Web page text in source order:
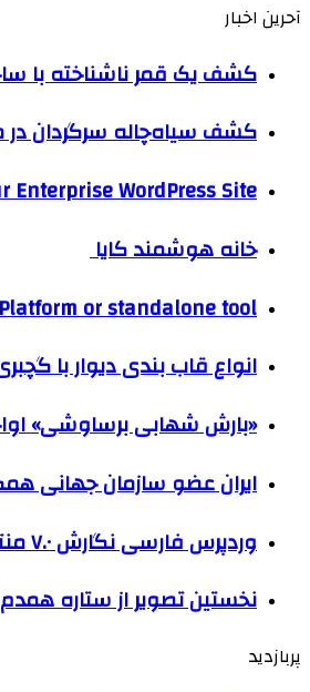
آحرین اخبار
کشف یک قمر ناشناخته با
کشف سیاه‌چاله سرگردان
Enterprise WordPress Site
خانه هوشمند کایا
or standalone tool?
انواع قاب بندی دیوار با
«بارش شهابی برساوشی» اواخر مرداد
ایران عضو سازمان
وردپرس فارسی نگارش ۷.۰ منتشر شد – WordPress.org فارسی
نخستین تصویر از ستاره
پربازدید